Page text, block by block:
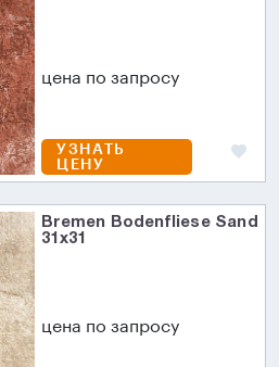
цена по запросу
УЗНАТЬ
ЦЕНУ
Bremen Bodenfliese Sand
31х31
цена по запросу